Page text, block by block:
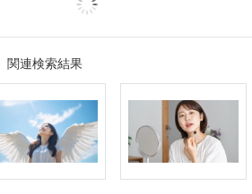
関連検索結果